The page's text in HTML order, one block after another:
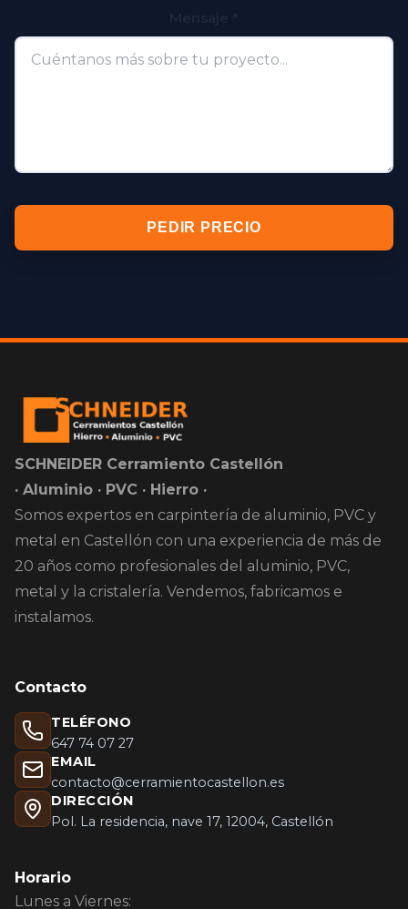
PEDIR PRECIO
SCHNEIDER Cerramiento Castellón
· Aluminio · PVC · Hierro ·
Somos expertos en carpintería de aluminio, PVC y
metal en Castellón con una experiencia de más de
20 años como profesionales del aluminio, PVC,
metal y la cristalería. Vendemos, fabricamos e
instalamos.
Contacto
TELÉFONO
647 74 07 27
EMAIL
contacto@cerramientocastellon.es
DIRECCIÓN
Pol. La residencia, nave 17, 12004, Castellón
Horario
Lunes a Viernes: